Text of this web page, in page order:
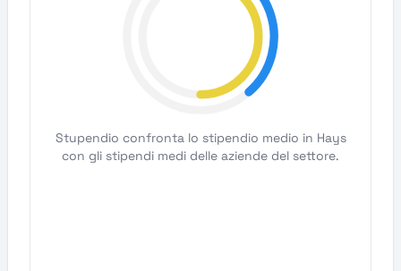
Stupendio confronta lo stipendio medio in Hays
con gli stipendi medi delle aziende del settore.